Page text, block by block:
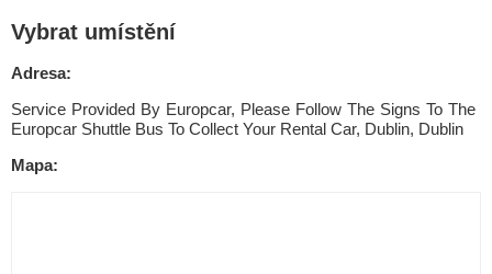
Vybrat umístění
Adresa:
Service Provided By Europcar, Please Follow The Signs To The
Europcar Shuttle Bus To Collect Your Rental Car, Dublin, Dublin
Mapa: